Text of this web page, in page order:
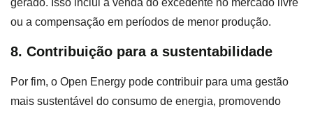
ou a compensação em períodos de menor produção.
8. Contribuição para a sustentabilidade
Por fim, o Open Energy pode contribuir para uma gestão
mais sustentável do consumo de energia, promovendo